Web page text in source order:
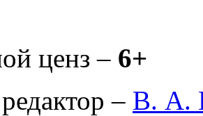
ценз – 6+
– В. А.